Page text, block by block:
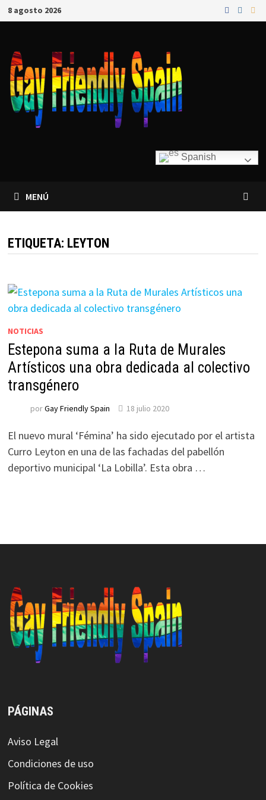
8 agosto 2026
Spanish
MENÚ
ETIQUETA: LEYTON
NOTICIAS
Estepona suma a la Ruta de Murales
Artísticos una obra dedicada al colectivo
transgénero
porGay Friendly Spain 18 julio 2020
El nuevo mural ‘Fémina’ ha sido ejecutado por el artista
Curro Leyton en una de las fachadas del pabellón
deportivo municipal ‘La Lobilla’. Esta obra …
PÁGINAS
Aviso Legal
Condiciones de uso
Política de Cookies